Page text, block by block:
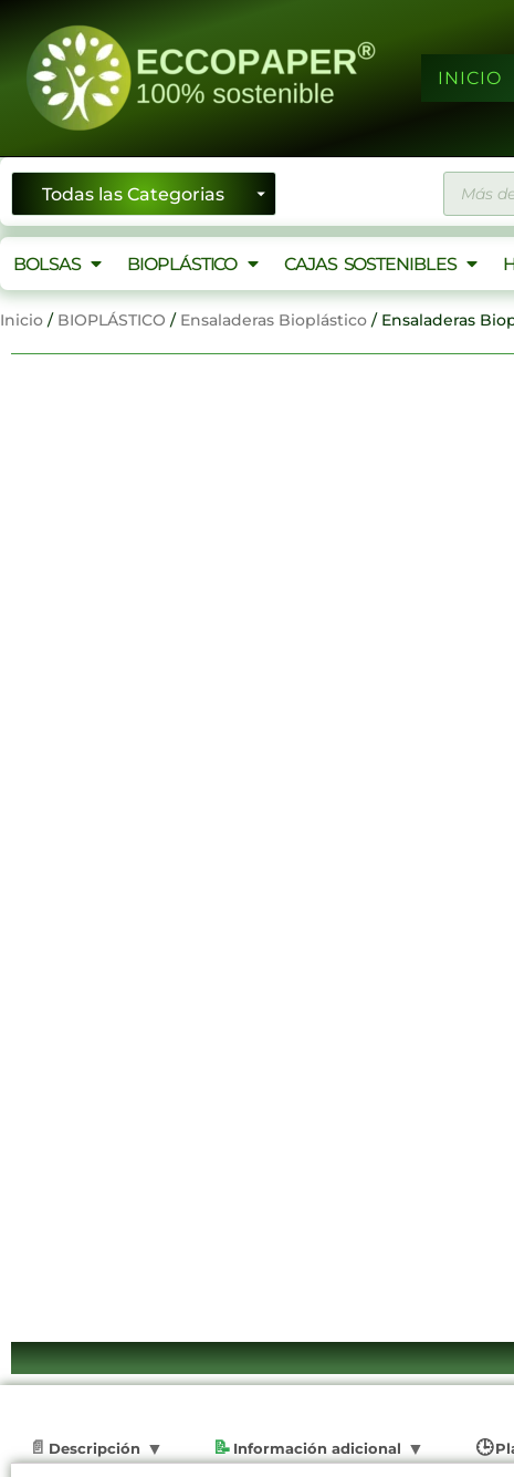
contenido
INICIO
de
BOLSAS BIOPLÁSTICO CAJAS SOSTENIBLES
Inicio / BIOPLÁSTICO / Ensaladeras Bioplástico / Ensaladeras
Descripción Información adicional